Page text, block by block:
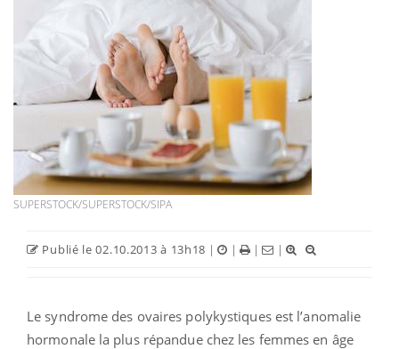
SUPERSTOCK/SUPERSTOCK/SIPA
Publié le 02.10.2013 à 13h18 | | | |
Le syndrome des ovaires polykystiques est l’anomalie
hormonale la plus répandue chez les femmes en âge